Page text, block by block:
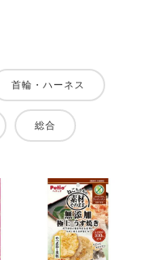
首輪・ハーネス
総合